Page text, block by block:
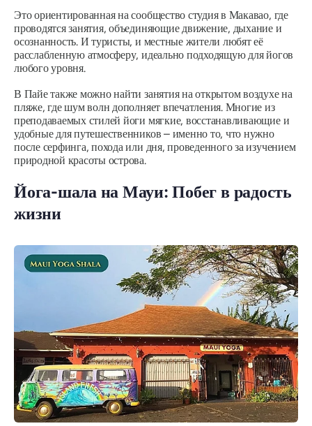
Это ориентированная на сообщество студия в Макавао, где
проводятся занятия, объединяющие движение, дыхание и
осознанность. И туристы, и местные жители любят её
расслабленную атмосферу, идеально подходящую для йогов
любого уровня.
В Пайе также можно найти занятия на открытом воздухе на
пляже, где шум волн дополняет впечатления. Многие из
преподаваемых стилей йоги мягкие, восстанавливающие и
удобные для путешественников – именно то, что нужно
после серфинга, похода или дня, проведенного за изучением
природной красоты острова.
Йога-шала на Мауи: Побег в радость
жизни